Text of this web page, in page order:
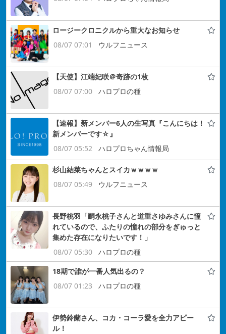
ロージークロニクルから重大なお知らせ
08/07 07:01
ウルフニュース
【天使】江端妃咲＠奇跡の1枚
08/07 07:00
ハロプロの種
【速報】新メンバー6人の生写真『こんにちは！
新メンバーです☆』
08/07 05:52
ハロプロちゃん情報局
杉山結菜ちゃんとスイカｗｗｗｗ
08/07 05:49
ウルフニュース
長野桃羽「嗣永桃子さんと道重さゆみさんに憧
れているので、ふたりの憧れの部分をぎゅっと
集めた存在になりたいです！」
08/07 05:30
ハロプロの種
18期で誰が一番人気出るの？
08/07 01:23
ハロプロの種
伊勢鈴蘭さん、コカ・コーラ愛を全力アピー
ル！